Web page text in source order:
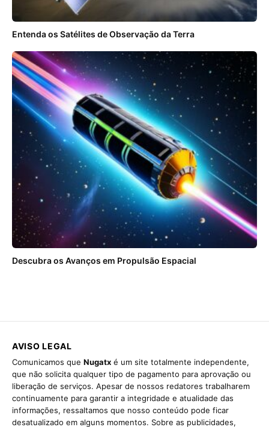
Entenda os Satélites de Observação da Terra
Descubra os Avanços em Propulsão Espacial
AVISO LEGAL
Comunicamos que Nugatx é um site totalmente independente,
que não solicita qualquer tipo de pagamento para aprovação ou
liberação de serviços. Apesar de nossos redatores trabalharem
continuamente para garantir a integridade e atualidade das
informações, ressaltamos que nosso conteúdo pode ficar
desatualizado em alguns momentos. Sobre as publicidades,